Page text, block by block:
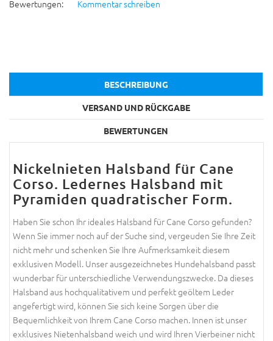
Bewertungen: Kommentar schreiben
BESCHREIBUNG
VERSAND UND RÜCKGABE
BEWERTUNGEN
Nickelnieten Halsband für Cane
Corso. Ledernes Halsband mit
Pyramiden quadratischer Form.
Haben Sie schon Ihr ideales Halsband für Cane Corso gefunden?
Wenn Sie immer noch auf der Suche sind, vergeuden Sie Ihre Zeit
nicht mehr und schenken Sie Ihre Aufmerksamkeit diesem
exklusiven Modell. Unser ausgezeichnetes Hundehalsband passt
wunderbar für unterschiedliche Verwendungszwecke. Da dieses
Halsband aus hochqualitativem und perfekt geöltem Leder
angefertigt wird, können Sie sich keine Sorgen über die
Bequemlichkeit von Ihrem Cane Corso machen. Innen ist unser
exklusives Nietenhalsband weich und wird Ihren Vierbeiner nicht